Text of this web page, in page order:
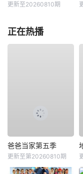
更新至20260810期
正在热播
爸爸当家第五季
更新至第20260810期